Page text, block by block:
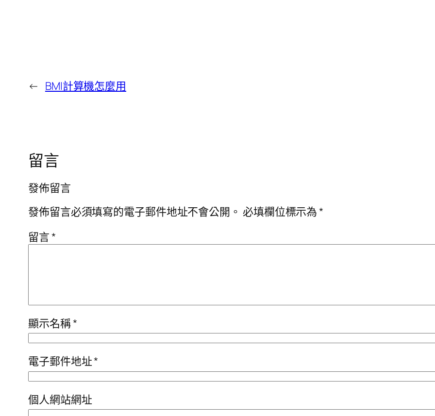
← BMI計算機怎麼用
留言
發佈留言
發佈留言必須填寫的電子郵件地址不會公開。 必填欄位標示為*
留言*
顯示名稱*
電子郵件地址*
個人網站網址